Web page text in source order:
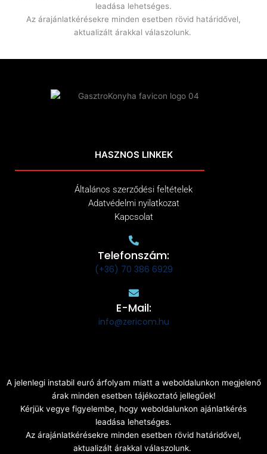
leadása lehetséges.
Az árajánlatkérésekre minden esetben rövid határidővel,
aktualizált árakkal válaszolunk.
HASZNOS LINKEK
Általános szerződési feltételek
Adatvédelmi nyilatkozat
Kapcsolat
Telefonszám:
(+36) 70 386 6929
E-Mail:
info@zericom.hu
A jelenlegi instabil euró árfolyam miatt a weboldalunkon megjelenő
árak minden esetben tájékoztató jellegűek!
Kérjük vegye figyelembe, hogy weboldalunkon ajánlatkérés
leadása lehetséges.
Az árajánlatkérésekre minden esetben rövid határidővel,
aktualizált árakkal válaszolunk.